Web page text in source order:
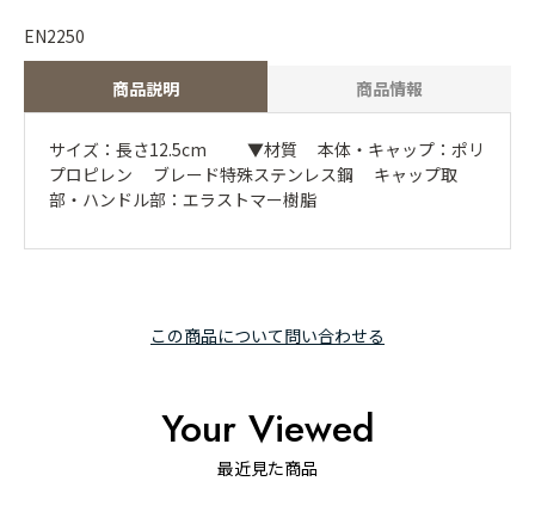
商品説明 商品情報
サイズ：長さ12.5cm ▼材質 本体・キャップ：ポリ
プロピレン ブレード特殊ステンレス鋼 キャップ取
部・ハンドル部：エラストマー樹脂
この商品について問い合わせる
EN2250
Your Viewed
最近見た商品